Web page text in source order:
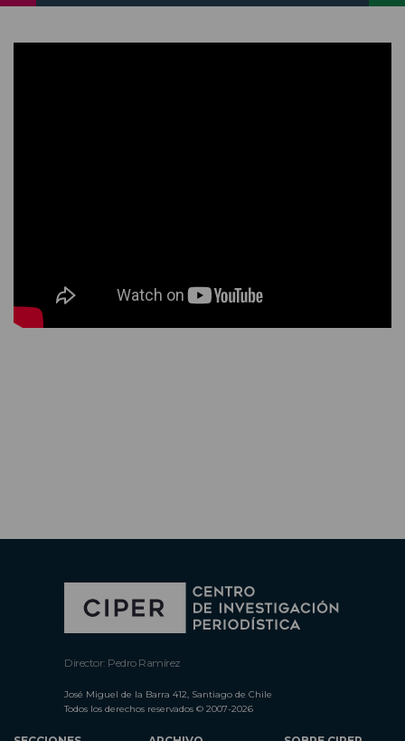
Director: Pedro Ramírez
José Miguel de la Barra 412, Santiago de Chile
Todos los derechos reservados © 2007-2026